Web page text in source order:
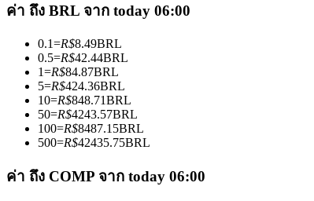
คัดลอกการซื้อขาย
เข้าร่วมกับเทรดเดอร์ชั้นนำ
ค่า ถึง BRL จาก today 06:00
0.1=R$8.49BRL
0.5=R$42.44BRL
1=R$84.87BRL
5=R$424.36BRL
10=R$848.71BRL
50=R$4243.57BRL
100=R$8487.15BRL
500=R$42435.75BRL
ค่า ถึง COMP จาก today 06:00